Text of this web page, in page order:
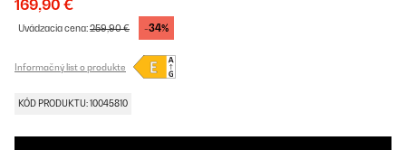
169,90 €
Uvádzacia cena:259,90 € -34%
Informačný list o produkte
KÓD PRODUKTU: 10045810